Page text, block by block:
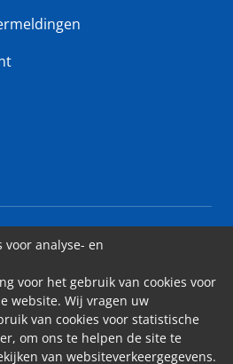
808 - 1070 Brussel
voor analyse- en
voor het gebruik van cookies voor
website. Wij vragen uw
van cookies voor statistische
om ons te helpen de site te
van websiteverkeergegevens.